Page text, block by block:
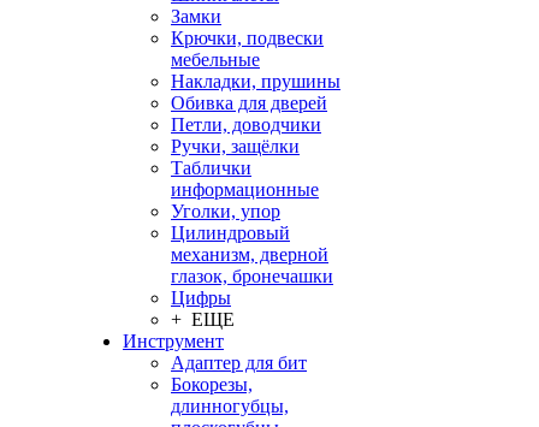
Замки
Крючки, подвески
мебельные
Накладки, прушины
Обивка для дверей
Петли, доводчики
Ручки, защёлки
Таблички
информационные
Уголки, упор
Цилиндровый
механизм, дверной
глазок, бронечашки
Цифры
+ ЕЩЕ
Инструмент
Адаптер для бит
Бокорезы,
длинногубцы,